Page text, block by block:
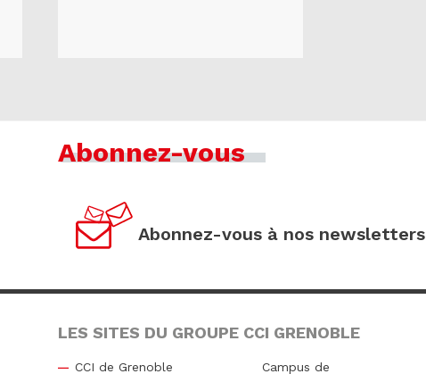
Abonnez-vous
Abonnez-vous à nos newsletters
LES SITES DU GROUPE CCI GRENOBLE
CCI de Grenoble Campus de